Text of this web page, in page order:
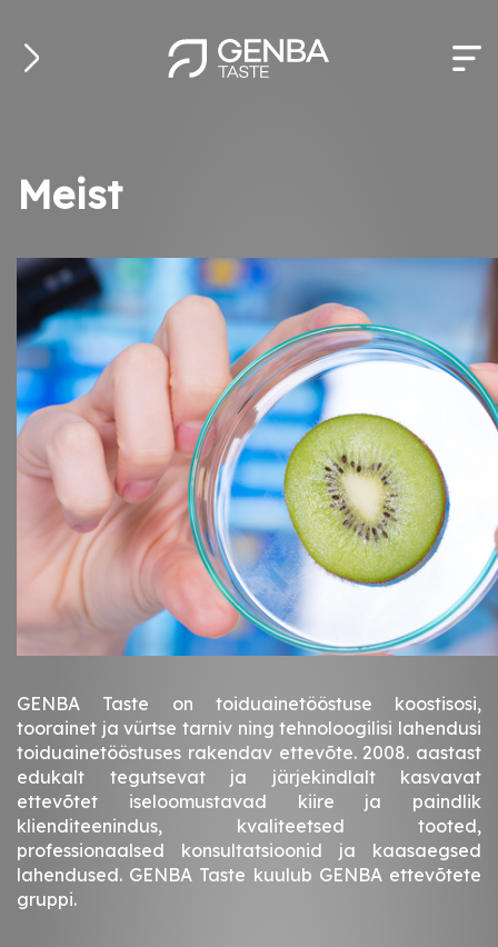
edasi
põhisisu
Meist
GENBA Taste on toiduainetööstuse koostisosi,
toorainet ja vürtse tarniv ning tehnoloogilisi lahendusi
toiduainetööstuses rakendav ettevõte. 2008. aastast
edukalt tegutsevat ja järjekindlalt kasvavat
ettevõtet iseloomustavad kiire ja paindlik
klienditeenindus, kvaliteetsed tooted,
professionaalsed konsultatsioonid ja kaasaegsed
lahendused. GENBA Taste kuulub GENBA ettevõtete
gruppi.